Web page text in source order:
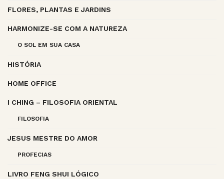
FLORES, PLANTAS E JARDINS
HARMONIZE-SE COM A NATUREZA
O SOL EM SUA CASA
HISTÓRIA
HOME OFFICE
I CHING – FILOSOFIA ORIENTAL
FILOSOFIA
JESUS MESTRE DO AMOR
PROFECIAS
LIVRO FENG SHUI LÓGICO